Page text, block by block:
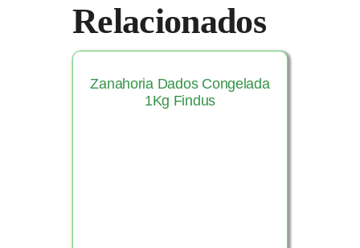
Relacionados
Zanahoria Dados Congelada
1Kg Findus